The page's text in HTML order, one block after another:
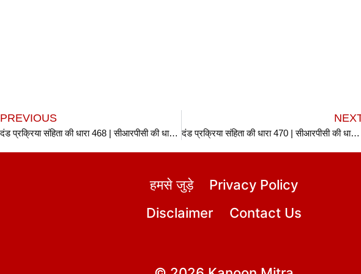
PREVIOUS
दंड प्रक्रिया संहिता की धारा 468 | सीआरपीसी की धारा 468 | Section 468 CrPC in hindi दंड प्रक्रिया संहिता की धारा 470 | सीआरपीसी की धारा 470 | Section 470 CrPC in hindi
हमसे जुड़े
Privacy Policy
Disclaimer
Contact Us